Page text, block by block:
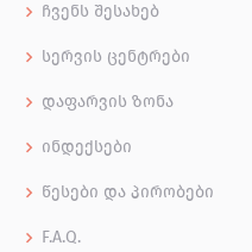
ჩვენს შესახებ
სერვის ცენტრები
დაფარვის ზონა
ინდექსები
წესები და პირობები
F.A.Q.